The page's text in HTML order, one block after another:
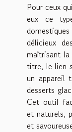
Pour ceux
eux ce
délicieux
maîtrisant la
titre, le lien
un appareil
desserts
Cet outil
et naturels,
et